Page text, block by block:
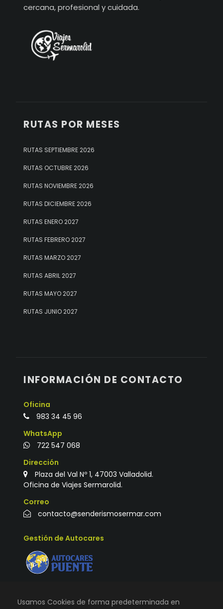
cercana, profesional y cuidada.
RUTAS POR MESES
RUTAS SEPTIEMBRE 2026
RUTAS OCTUBRE 2026
RUTAS NOVIEMBRE 2026
RUTAS DICIEMBRE 2026
RUTAS ENERO 2027
RUTAS FEBRERO 2027
RUTAS MARZO 2027
RUTAS ABRIL 2027
RUTAS MAYO 2027
RUTAS JUNIO 2027
INFORMACIÓN DE CONTACTO
Oficina
983 34 45 96
WhatsApp
722 547 068
Dirección
Plaza del Val Nº 1, 47003 Valladolid.
Oficina de Viajes Sermarolid.
Correo
contacto@senderismosermar.com
Gestión de Autocares
Usamos Cookies de forma predeterminada en